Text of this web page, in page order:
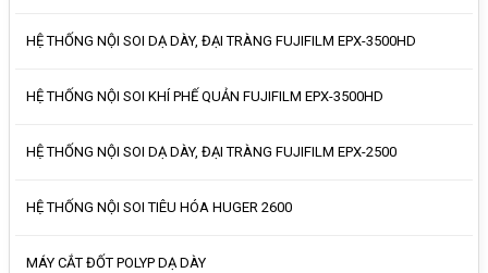
HỆ THỐNG NỘI SOI DẠ DÀY, ĐẠI TRÀNG FUJIFILM EPX-3500HD
HỆ THỐNG NỘI SOI KHÍ PHẾ QUẢN FUJIFILM EPX-3500HD
HỆ THỐNG NỘI SOI DẠ DÀY, ĐẠI TRÀNG FUJIFILM EPX-2500
HỆ THỐNG NỘI SOI TIÊU HÓA HUGER 2600
MÁY CẮT ĐỐT POLYP DẠ DÀY